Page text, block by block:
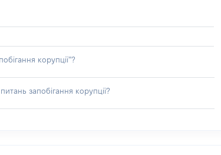
корупції”?
запобігання корупції?